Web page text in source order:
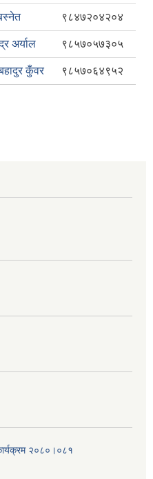
९८४७२०४२०४
अर्याल ९८५७०५७३०५
कुँवर ९८५७०६४९५२
कार्यक्रम २०८०।०८१